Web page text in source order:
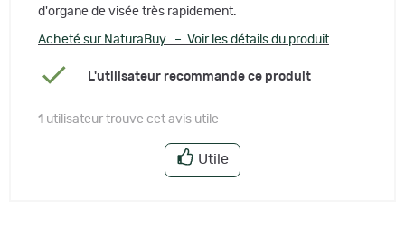
d'organe de visée très rapidement.
Acheté sur NaturaBuy – Voir les détails du produit
L'utilisateur recommande ce produit
1 utilisateur trouve cet avis utile
Utile